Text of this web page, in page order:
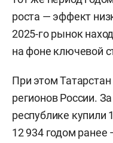
роста — эффект
2025-го рынок
на фоне ключевой
При этом
регионов России.
республике
12 934 годом ранее